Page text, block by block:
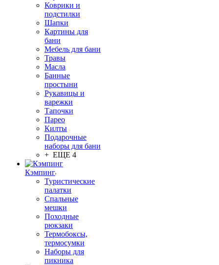
Коврики и
подстилки
Шапки
Картины для
бани
Мебель для бани
Травы
Масла
Банные
простыни
Рукавицы и
варежки
Тапочки
Парео
Килты
Подарочные
наборы для бани
+ ЕЩЕ 4
Кэмпинг
Туристические
палатки
Спальные
мешки
Походные
рюкзаки
Термобоксы,
термосумки
Наборы для
пикника